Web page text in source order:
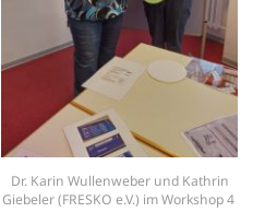
Dr. Karin Wullenweber und Kathrin
Giebeler (FRESKO e.V.) im Workshop 4